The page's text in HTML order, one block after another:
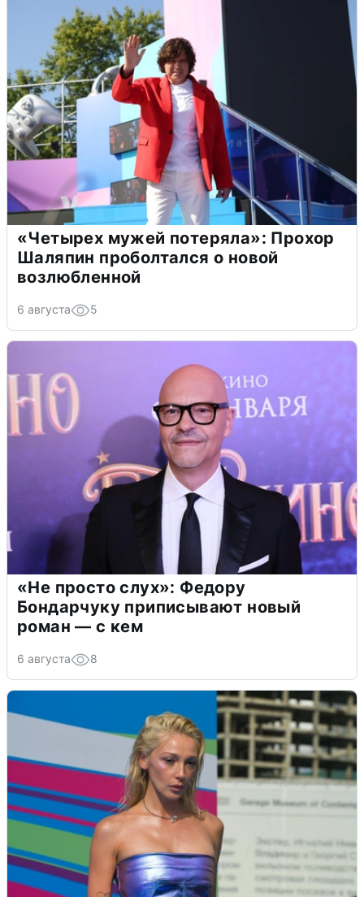
«Четырех мужей потеряла»: Прохор
Шаляпин проболтался о новой
возлюбленной
6 августа 5
«Не просто слух»: Федору
Бондарчуку приписывают новый
роман — с кем
6 августа 8